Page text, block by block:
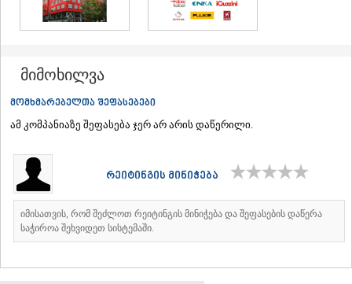
მიმოხილვა
მომხმარებელთა შეფასებები
ამ კომპანიაზე შეფასება ჯერ არ არის დაწერილი.
რეიტინგის მინიჭება
იმისათვის, რომ შეძლოთ რეიტინგის მინიჭება და შეფასების დაწერა
საჭიროა შეხვიდეთ სისტემაში.